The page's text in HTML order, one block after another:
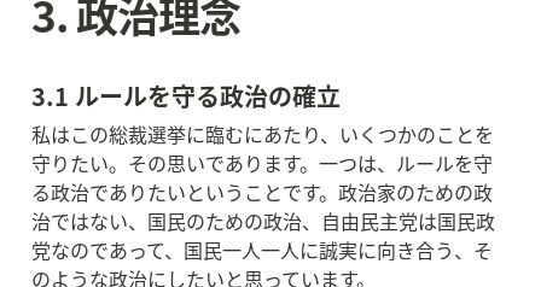
3. 政治理念
3.1 ルールを守る政治の確立
私はこの総裁選挙に臨むにあたり、いくつかのことを
守りたい。その思いであります。一つは、ルールを守
る政治でありたいということです。政治家のための政
治ではない、国民のための政治、自由民主党は国民政
党なのであって、国民一人一人に誠実に向き合う、そ
のような政治にしたいと思っています。